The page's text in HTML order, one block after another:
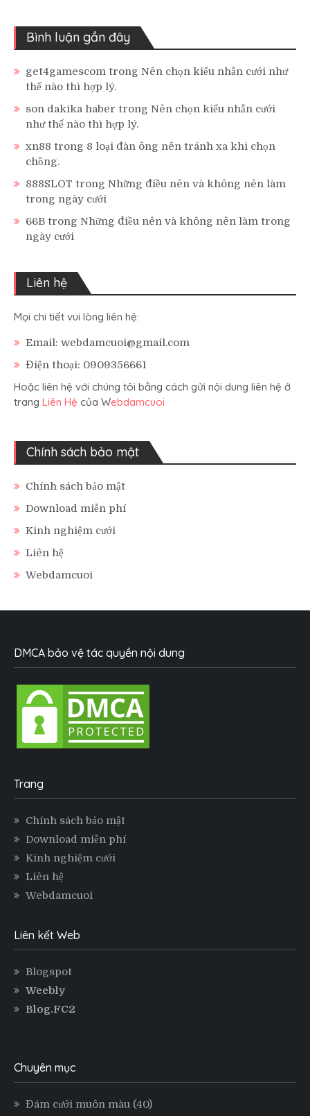
Bình luận gần đây
get4gamescom trong Nên chọn kiểu nhẫn cưới như
thế nào thì hợp lý.
son dakika haber trong Nên chọn kiểu nhẫn cưới
như thế nào thì hợp lý.
xn88 trong 8 loại đàn ông nên tránh xa khi chọn
chồng.
888SLOT trong Những điều nên và không nên làm
trong ngày cưới
66B trong Những điều nên và không nên làm trong
ngày cưới
Liên hệ
Mọi chi tiết vui lòng liên hệ:
Email: webdamcuoi@gmail.com
Điện thoại: 0909356661
Hoặc liên hệ với chúng tôi bằng cách gửi nội dung liên hệ ở
trang Liên Hệ của Webdamcuoi
Chính sách bảo mật
Chính sách bảo mật
Download miễn phí
Kinh nghiệm cưới
Liên hệ
Webdamcuoi
DMCA bảo vệ tác quyền nội dung
Trang
Chính sách bảo mật
Download miễn phí
Kinh nghiệm cưới
Liên hệ
Webdamcuoi
Liên kết Web
Blogspot
Weebly
Blog.FC2
Chuyên mục
Đám cưới muôn màu (40)